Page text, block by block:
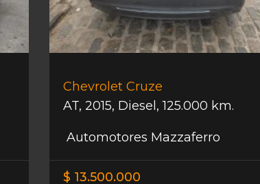
Chevrolet Cruze
AT, 2015, Diesel ,125.000 km.
Automotores Mazzaferro
$ 13.500.000